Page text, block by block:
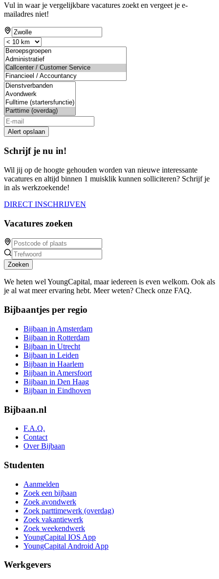
Vul in waar je vergelijkbare vacatures zoekt en vergeet je e-
mailadres niet!
Alert opslaan
Schrijf je nu in!
Wil jij op de hoogte gehouden worden van nieuwe interessante
vacatures en altijd binnen 1 muisklik kunnen solliciteren? Schrijf je
in als werkzoekende!
DIRECT INSCHRIJVEN
Vacatures zoeken
Zoeken
We heten wel YoungCapital, maar iedereen is even welkom. Ook als
je al wat meer ervaring hebt. Meer weten? Check onze FAQ.
Bijbaantjes per regio
Bijbaan in Amsterdam
Bijbaan in Rotterdam
Bijbaan in Utrecht
Bijbaan in Leiden
Bijbaan in Haarlem
Bijbaan in Amersfoort
Bijbaan in Den Haag
Bijbaan in Eindhoven
Bijbaan.nl
F.A.Q.
Contact
Over Bijbaan
Studenten
Aanmelden
Zoek een bijbaan
Zoek avondwerk
Zoek parttimewerk (overdag)
Zoek vakantiewerk
Zoek weekendwerk
YoungCapital IOS App
YoungCapital Android App
Werkgevers